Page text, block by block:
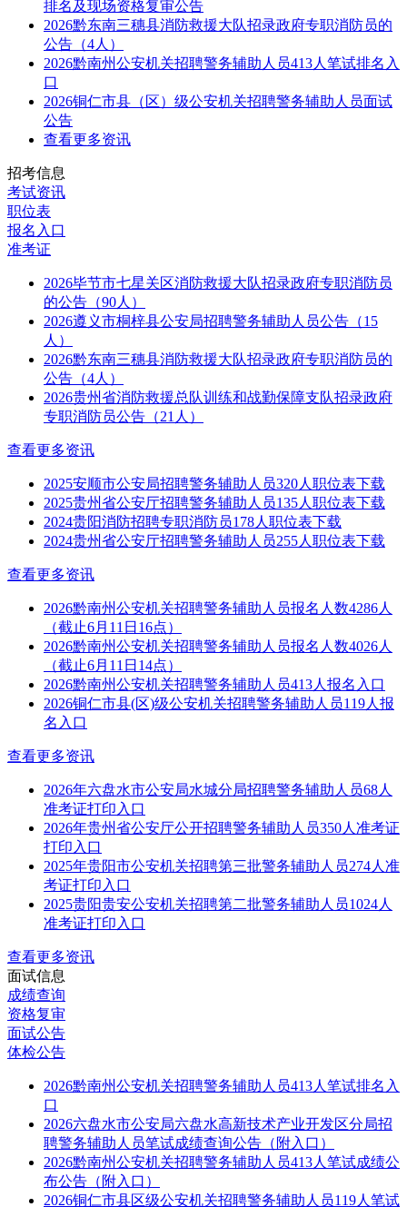
排名及现场资格复审公告
2026黔东南三穗县消防救援大队招录政府专职消防员的
公告（4人）
2026黔南州公安机关招聘警务辅助人员413人笔试排名入
口
2026铜仁市县（区）级公安机关招聘警务辅助人员面试
公告
查看更多资讯
招考信息
考试资讯
职位表
报名入口
准考证
2026毕节市七星关区消防救援大队招录政府专职消防员
的公告（90人）
2026遵义市桐梓县公安局招聘警务辅助人员公告（15
人）
2026黔东南三穗县消防救援大队招录政府专职消防员的
公告（4人）
2026贵州省消防救援总队训练和战勤保障支队招录政府
专职消防员公告（21人）
查看更多资讯
2025安顺市公安局招聘警务辅助人员320人职位表下载
2025贵州省公安厅招聘警务辅助人员135人职位表下载
2024贵阳消防招聘专职消防员178人职位表下载
2024贵州省公安厅招聘警务辅助人员255人职位表下载
查看更多资讯
2026黔南州公安机关招聘警务辅助人员报名人数4286人
（截止6月11日16点）
2026黔南州公安机关招聘警务辅助人员报名人数4026人
（截止6月11日14点）
2026黔南州公安机关招聘警务辅助人员413人报名入口
2026铜仁市县(区)级公安机关招聘警务辅助人员119人报
名入口
查看更多资讯
2026年六盘水市公安局水城分局招聘警务辅助人员68人
准考证打印入口
2026年贵州省公安厅公开招聘警务辅助人员350人准考证
打印入口
2025年贵阳市公安机关招聘第三批警务辅助人员274人准
考证打印入口
2025贵阳贵安公安机关招聘第二批警务辅助人员1024人
准考证打印入口
查看更多资讯
面试信息
成绩查询
资格复审
面试公告
体检公告
2026黔南州公安机关招聘警务辅助人员413人笔试排名入
口
2026六盘水市公安局六盘水高新技术产业开发区分局招
聘警务辅助人员笔试成绩查询公告（附入口）
2026黔南州公安机关招聘警务辅助人员413人笔试成绩公
布公告（附入口）
2026铜仁市县区级公安机关招聘警务辅助人员119人笔试